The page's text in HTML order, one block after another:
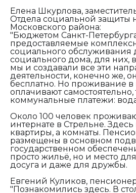
Елена Шкурлова,
Отдела социальной защиты
Московского района:
"Бюджетом Санкт-
предоставляемые
социального обслуживания
социального дома, для них,
мы и создавали все эти
деятельности, конечно же,
бесплатно. Но проживание в
оплачивают самостоятельно,
коммунальные платежи:
Около 100 человек
интернате в Стрельне.
квартиры, а комнаты.
размещены в основном
государственном
просто жильё, но и место
досуга и даже для дружбы.
Евгений Куликов,
"Познакомились здесь. В